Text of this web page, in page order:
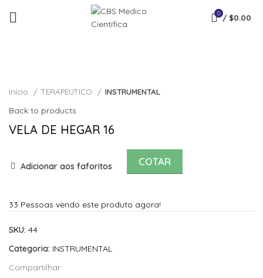
0 / $0.00
Início TERAPEUTICO INSTRUMENTAL
Back to products
VELA DE HEGAR 16
Adicionar aos faforitos COTAR
33 Pessoas vendo este produto agora!
SKU: 44
Categoria: INSTRUMENTAL
Compartilhar: